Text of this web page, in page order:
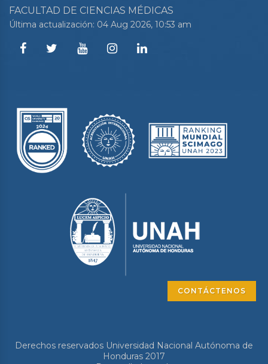
FACULTAD DE CIENCIAS MÉDICAS
Última actualización: 04 Aug 2026, 10:53 am
CONTÁCTENOS
Derechos reservados Universidad Nacional Autónoma de
Honduras 2017